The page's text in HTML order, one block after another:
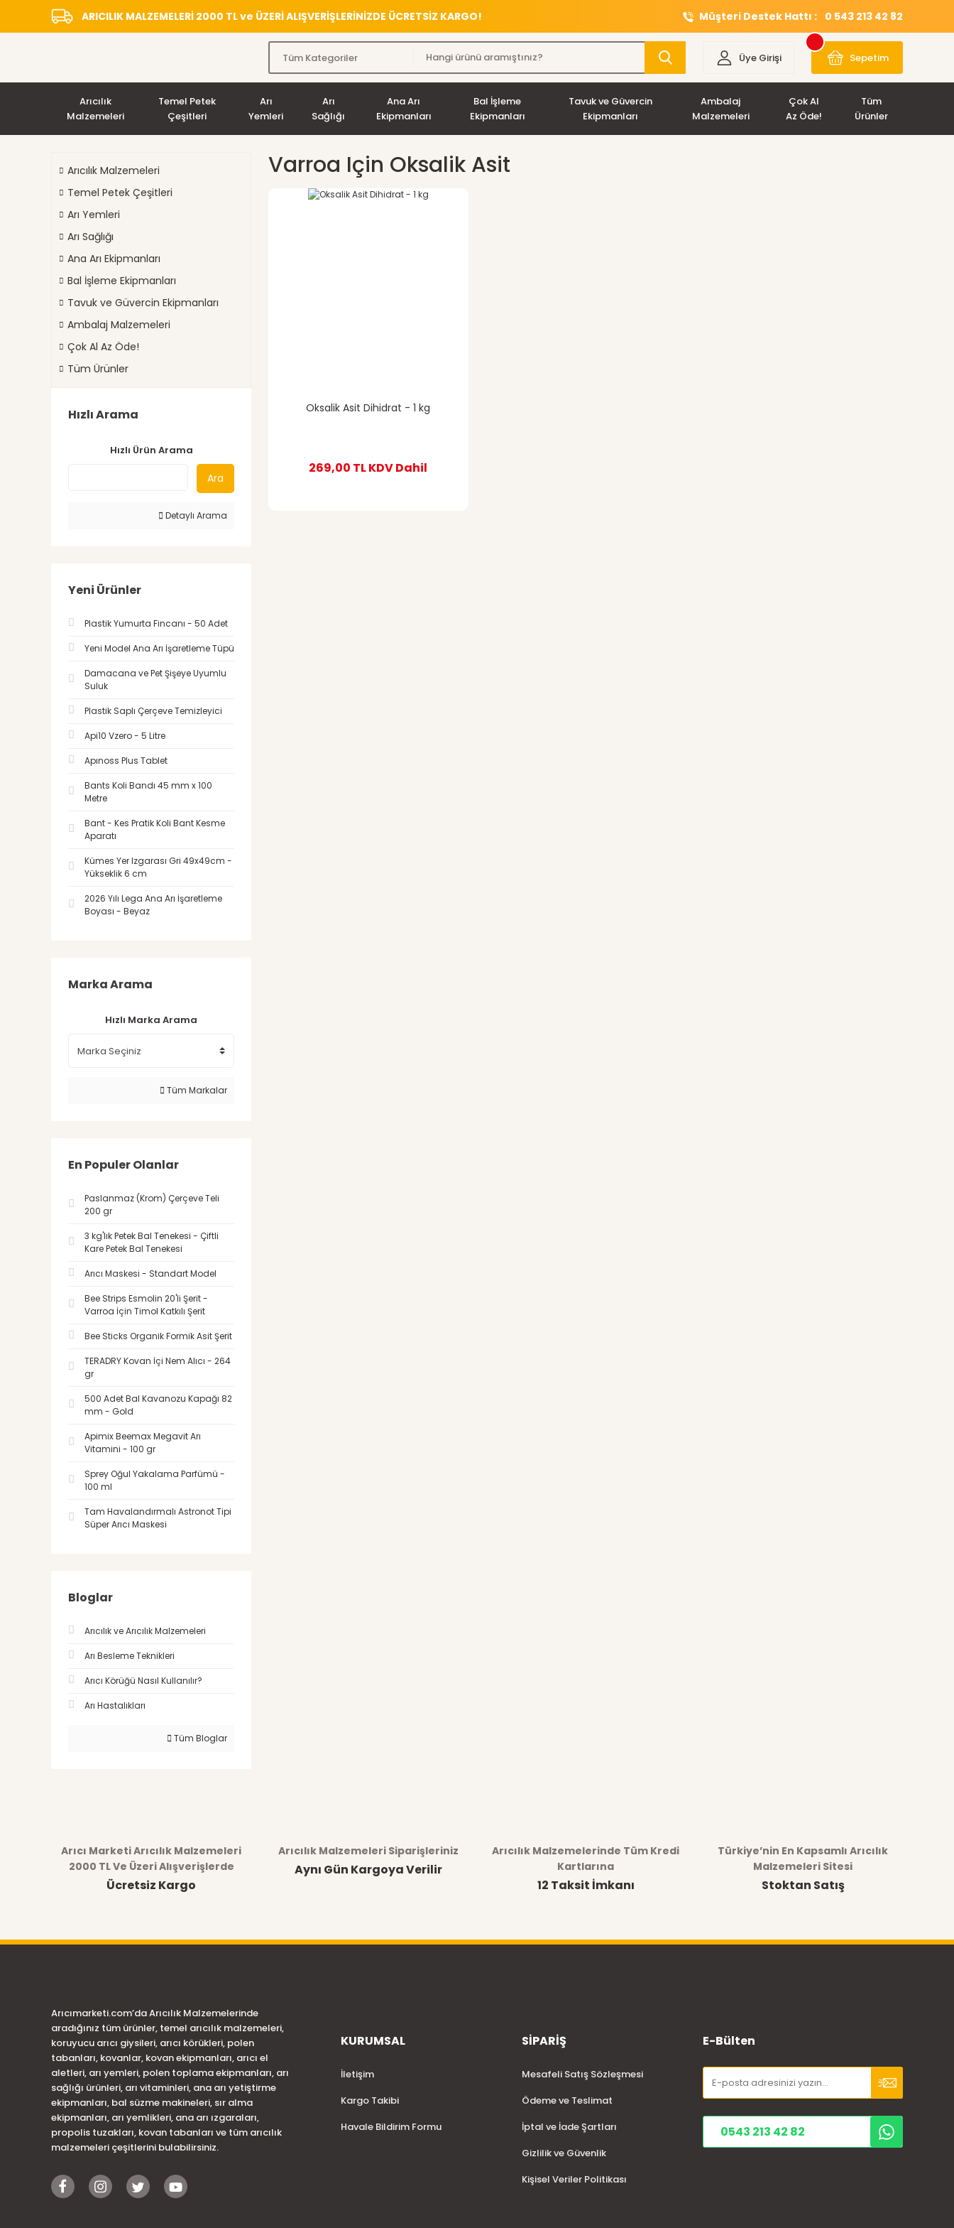
ARICILIK MALZEMELERİ 2000 TL ve ÜZERİ ALIŞVERİŞLERİNİZDE ÜCRETSİZ KARGO! Müşteri Destek Hattı : 0 543 213 42 82
Üye Girişi Sepetim
Arıcılık
Malzemeleri
Temel Petek
Çeşitleri
Arı
Yemleri
Arı
Sağlığı
Ana Arı
Ekipmanları
Bal İşleme
Ekipmanları
Tavuk ve Güvercin
Ekipmanları
Ambalaj
Malzemeleri
Çok Al
Az Öde!
Tüm
Ürünler
Arıcılık Malzemeleri
Temel Petek Çeşitleri
Arı Yemleri
Arı Sağlığı
Ana Arı Ekipmanları
Bal İşleme Ekipmanları
Tavuk ve Güvercin Ekipmanları
Ambalaj Malzemeleri
Çok Al Az Öde!
Tüm Ürünler
Hızlı Arama
Hızlı Ürün Arama
Ara
Detaylı Arama
Yeni Ürünler
Plastik Yumurta Fincanı - 50 Adet
Yeni Model Ana Arı İşaretleme Tüpü
Damacana ve Pet Şişeye Uyumlu
Suluk
Plastik Saplı Çerçeve Temizleyici
Api10 Vzero - 5 Litre
Apınoss Plus Tablet
Bants Koli Bandı 45 mm x 100
Metre
Bant - Kes Pratik Koli Bant Kesme
Aparatı
Kümes Yer Izgarası Gri 49x49cm -
Yükseklik 6 cm
2026 Yılı Lega Ana Arı İşaretleme
Boyası - Beyaz
Marka Arama
Hızlı Marka Arama
Tüm Markalar
En Populer Olanlar
Paslanmaz (Krom) Çerçeve Teli
200 gr
3 kg'lık Petek Bal Tenekesi - Çiftli
Kare Petek Bal Tenekesi
Arıcı Maskesi - Standart Model
Bee Strips Esmolin 20'li Şerit -
Varroa İçin Timol Katkılı Şerit
Bee Sticks Organik Formik Asit Şerit
TERADRY Kovan İçi Nem Alıcı - 264
gr
500 Adet Bal Kavanozu Kapağı 82
mm - Gold
Apimix Beemax Megavit Arı
Vitamini - 100 gr
Sprey Oğul Yakalama Parfümü -
100 ml
Tam Havalandırmalı Astronot Tipi
Süper Arıcı Maskesi
Bloglar
Arıcılık ve Arıcılık Malzemeleri
Arı Besleme Teknikleri
Arıcı Körüğü Nasıl Kullanılır?
Arı Hastalıkları
Tüm Bloglar
Varroa Için Oksalik Asit
Oksalik Asit Dihidrat - 1 kg
269,00 TLKDV Dahil
Arıcı Marketi Arıcılık Malzemeleri
2000 TL Ve Üzeri Alışverişlerde
Ücretsiz Kargo
Arıcılık Malzemeleri Siparişleriniz
Aynı Gün Kargoya Verilir
Arıcılık Malzemelerinde Tüm Kredi
Kartlarına
12 Taksit İmkanı
Türkiye’nin En Kapsamlı Arıcılık
Malzemeleri Sitesi
Stoktan Satış
Arıcımarketi.com’da Arıcılık Malzemelerinde
aradığınız tüm ürünler, temel arıcılık malzemeleri,
koruyucu arıcı giysileri, arıcı körükleri, polen
tabanları, kovanlar, kovan ekipmanları, arıcı el
aletleri, arı yemleri, polen toplama ekipmanları, arı
sağlığı ürünleri, arı vitaminleri, ana arı yetiştirme
ekipmanları, bal süzme makineleri, sır alma
ekipmanları, arı yemlikleri, ana arı ızgaraları,
propolis tuzakları, kovan tabanları ve tüm arıcılık
malzemeleri çeşitlerini bulabilirsiniz.
KURUMSAL
İletişim
Kargo Takibi
Havale Bildirim Formu
SİPARİŞ
Mesafeli Satış Sözleşmesi
Ödeme ve Teslimat
İptal ve İade Şartları
Gizlilik ve Güvenlik
Kişisel Veriler Politikası
E-Bülten
0543 213 42 82